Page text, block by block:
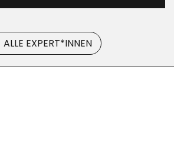
ALLE EXPERT*INNEN